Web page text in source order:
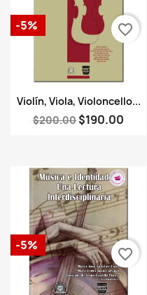
Vista rápida
Violín, Viola, Violoncello...
$200.00 $190.00
-5% favorite_border
-5%
favorite_border